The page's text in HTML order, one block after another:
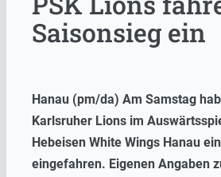
Saisonsieg ein
Hanau (pm/da) Am Samstag
Karlsruher Lions im
Hebeisen White Wings Hanau
eingefahren. Eigenen Angaben